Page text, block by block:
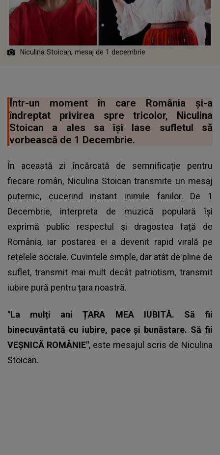
Niculina Stoican, mesaj de 1 decembrie
Într-un moment în care România și-a
îndreptat privirea spre tricolor, Niculina
Stoican a ales sa își lase sufletul să
vorbească de 1 Decembrie.
În această zi încărcată de semnificație pentru
fiecare român, Niculina Stoican transmite un mesaj
puternic, cucerind instant inimile fanilor. De 1
Decembrie, interpreta de muzică populară își
exprimă public respectul și dragostea față de
România, iar postarea ei a devenit rapid virală pe
rețelele sociale. Cuvintele simple, dar atât de pline de
suflet, transmit mai mult decât patriotism, transmit
iubire pură pentru țara noastră.
"La mulți ani ȚARA MEA IUBITĂ. Să fii
binecuvântată cu iubire, pace și bunăstare. Să fii
VEȘNICĂ ROMÂNIE", este mesajul scris de Niculina
Stoican.